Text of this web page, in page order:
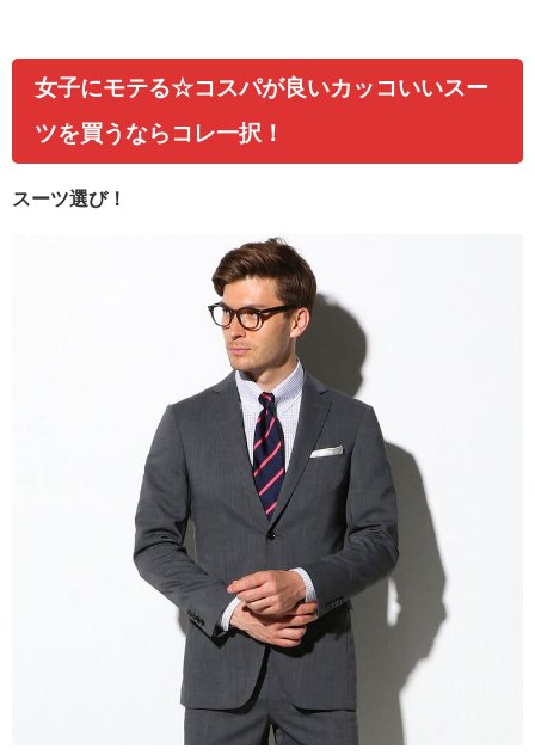
女子にモテる☆コスパが良いカッコいいスー
ツを買うならコレ一択！
スーツ選び！